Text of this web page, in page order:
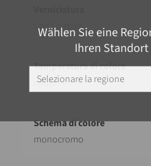
Wählen Sie eine
Ihren Standort
Selezionare la regione
Coil Coating
neutro
monocromo